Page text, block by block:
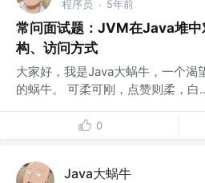
程序员 · 5年前
常问面试题：JVM在Java堆中
构、访问方式
大家好，我是Java大蜗牛，一个渴
的蜗牛。 可柔可刚，点赞则柔，白
0
Java大蜗牛